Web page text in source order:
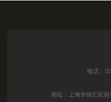
电话：
地址：上海市徐汇区